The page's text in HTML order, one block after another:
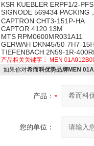
KSR KUEBLER ERPF1/2-
SIGNODE 569434 PACKING
CAPTRON CHT3-151P-HA
CAPTOR 4120.13M
MTS RPM0600MR031A11
GERWAH DKN45/50-7H7-
TIEFENBACH 2N59-1R-
产品相关关键字：
MEN
如果你对希而科优势品牌MEN
产品：
您的单位：